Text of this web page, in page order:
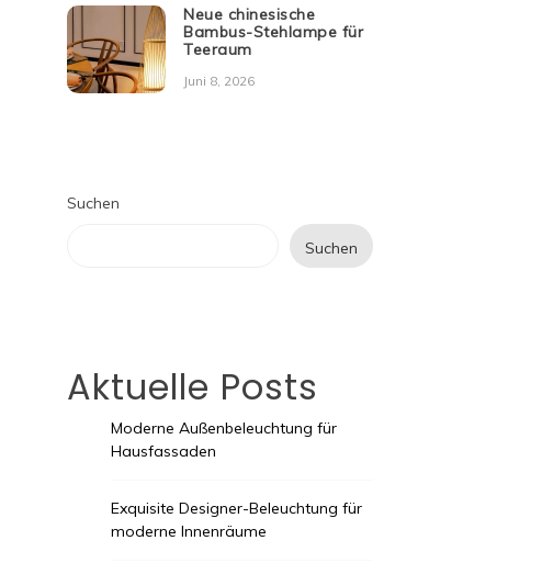
Neue chinesische
Bambus-Stehlampe für
Teeraum
Juni 8, 2026
Suchen
Suchen
Aktuelle Posts
Moderne Außenbeleuchtung für
Hausfassaden
Exquisite Designer-Beleuchtung für
moderne Innenräume